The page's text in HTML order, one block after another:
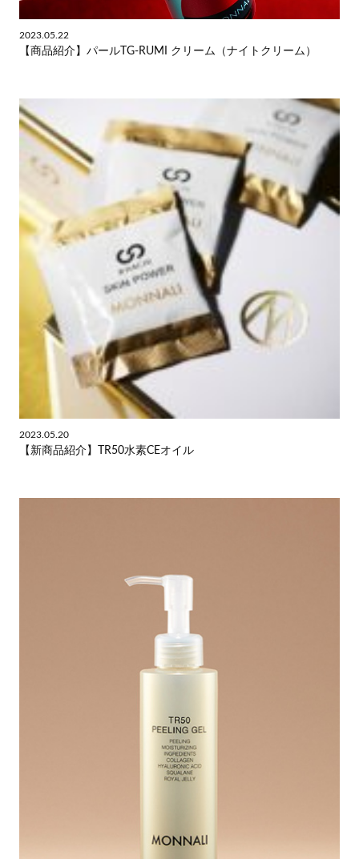
2023.05.22
【商品紹介】パールTG-RUMI クリーム（ナイトクリーム）
2023.05.20
【新商品紹介】TR50水素CEオイル